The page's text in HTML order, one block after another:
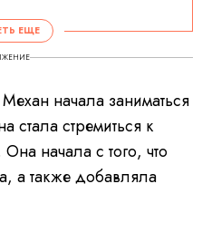
ЕЩЕ
начала заниматься
стремиться к
начала с того, что
а также добавляла